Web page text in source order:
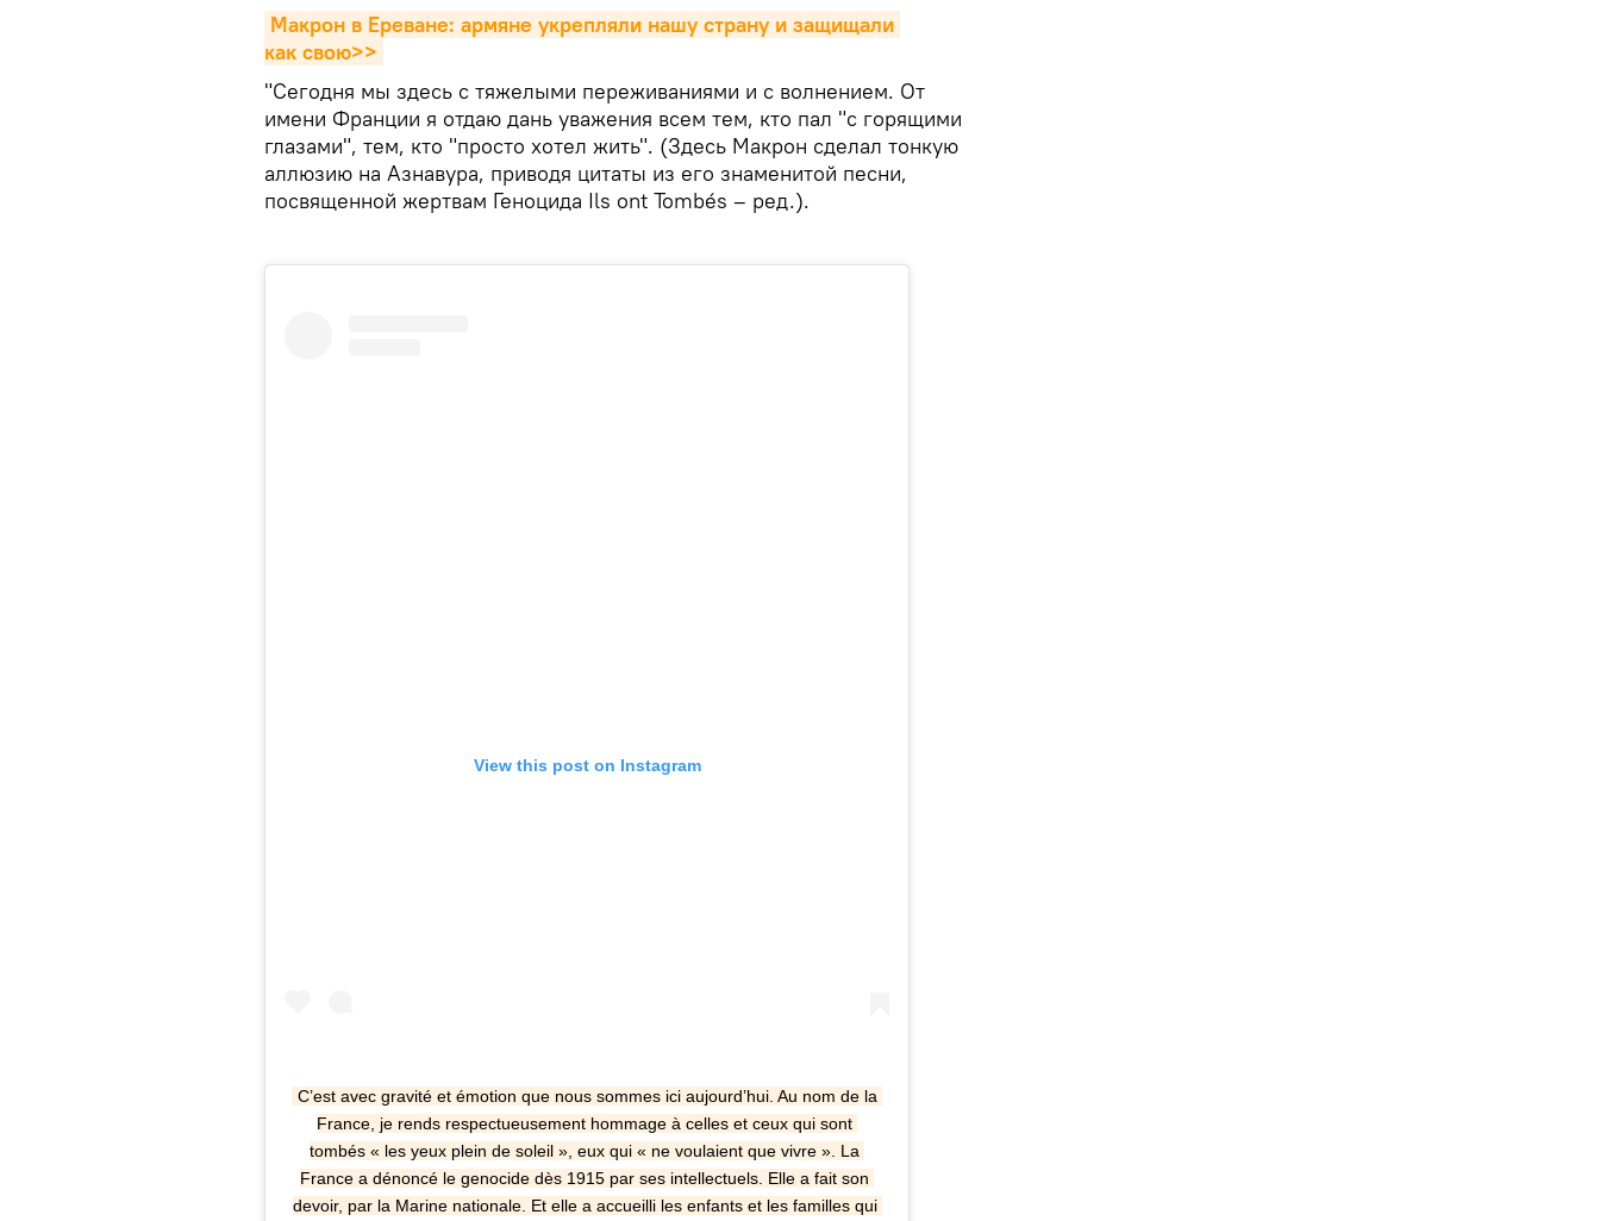
Макрон в Ереване: армяне укрепляли нашу страну и защищали
как свою>>
"Сегодня мы здесь с тяжелыми переживаниями и с волнением. От
имени Франции я отдаю дань уважения всем тем, кто пал "с горящими
глазами", тем, кто "просто хотел жить". (Здесь Макрон сделал тонкую
аллюзию на Азнавура, приводя цитаты из его знаменитой песни,
посвященной жертвам Геноцида Ils ont Tombés – ред.).
View this post on Instagram
C’est avec gravité et émotion que nous sommes ici aujourd’hui. Au nom de la
France, je rends respectueusement hommage à celles et ceux qui sont
tombés « les yeux plein de soleil », eux qui « ne voulaient que vivre ». La
France a dénoncé le genocide dès 1915 par ses intellectuels. Elle a fait son
devoir, par la Marine nationale. Et elle a accueilli les enfants et les familles qui